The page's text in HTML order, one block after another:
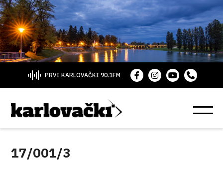
PRVI KARLOVAČKI 90.1FM
17/001/3